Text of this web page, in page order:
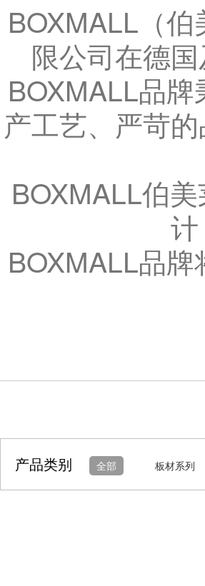
BOXMALL（
限公司在德
BOXMALL品
产工艺、严苛
BOXMALL伯
BOXMALL品
产品类别 全部 板材系列